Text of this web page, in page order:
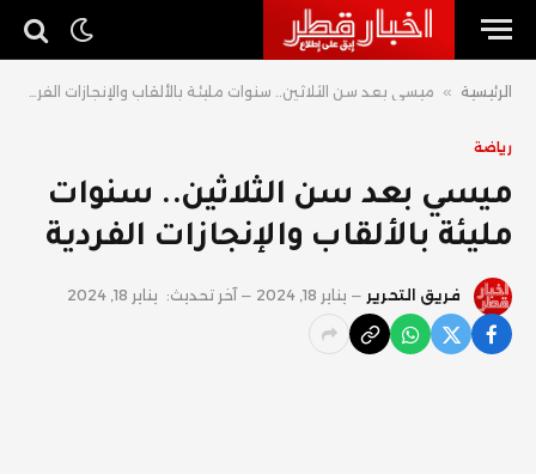
الرئيسية » ميسي بعد سن الثلاثين.. سنوات مليئة بالألقاب والإنجازات الفردية
رياضة
ميسي بعد سن الثلاثين.. سنوات
مليئة بالألقاب والإنجازات الفردية
فريق التحرير يناير 18, 2024 آخر تحديث: يناير 18, 2024